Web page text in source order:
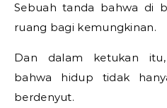
Sebuah tanda bahwa di
ruang bagi kemungkinan.
Dan dalam ketukan itu,
bahwa hidup tidak
berdenyut.